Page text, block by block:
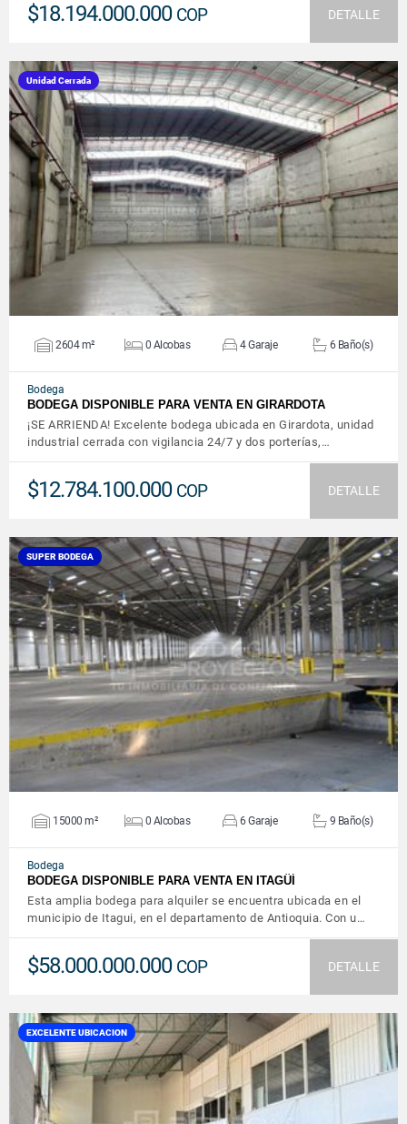
$18.194.000.000 COP DETALLE
Unidad Cerrada
VER DETALLES
2604 m² 0 Alcobas 4 Garaje 6 Baño(s)
Bodega
BODEGA DISPONIBLE PARA VENTA EN GIRARDOTA
¡SE ARRIENDA! Excelente bodega ubicada en Girardota, unidad
industrial cerrada con vigilancia 24/7 y dos porterías,…
$12.784.100.000 COP DETALLE
SUPER BODEGA
VER DETALLES
15000 m² 0 Alcobas 6 Garaje 9 Baño(s)
Bodega
BODEGA DISPONIBLE PARA VENTA EN ITAGÜÍ
Esta amplia bodega para alquiler se encuentra ubicada en el
municipio de Itagui, en el departamento de Antioquia. Con u…
$58.000.000.000 COP DETALLE
EXCELENTE UBICACION